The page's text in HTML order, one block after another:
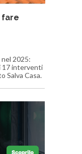
fare
nel 2025:
17 interventi
Salva Casa.